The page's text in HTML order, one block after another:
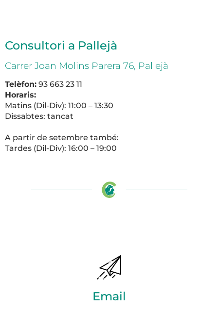
Consultori a Pallejà
Carrer Joan Molins Parera 76, Pallejà
Telèfon: 93 663 23 11
Horaris:
Matins (Dil-Div): 11:00 – 13:30
Dissabtes: tancat
A partir de setembre també:
Tardes (Dil-Div): 16:00 – 19:00
Email